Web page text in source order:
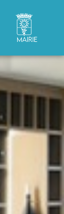
Mairie